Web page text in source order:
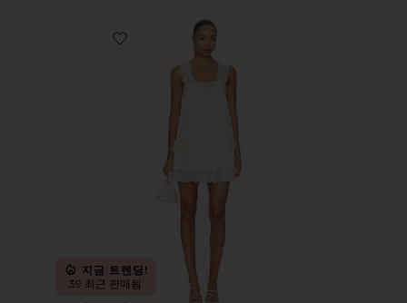
Favorite FOREVER YOURS 원피스
지금 트렌딩!
39 최근 판매됨